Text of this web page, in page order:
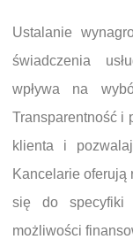
Ustalanie
świadczenia
wpływa na
Transparentność i
klienta i
Kancelarie oferują
się do specyfiki
możliwości